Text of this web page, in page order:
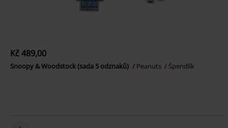
Kč 489,00
Snoopy & Woodstock (sada 5 odznaků) Peanuts Špendlík